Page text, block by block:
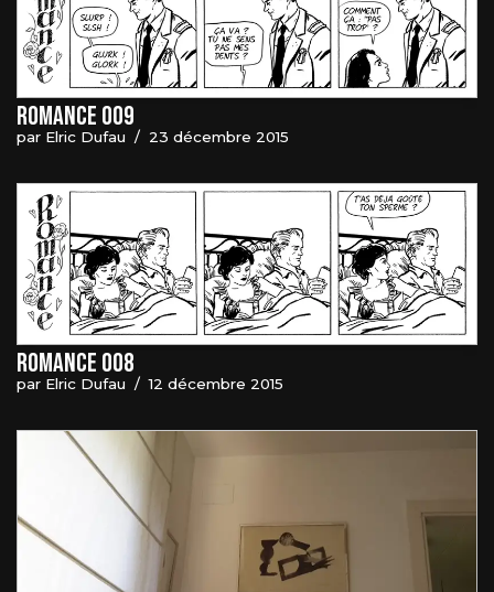
Romance 009
par Elric Dufau 23 décembre 2015
Romance 008
par Elric Dufau 12 décembre 2015